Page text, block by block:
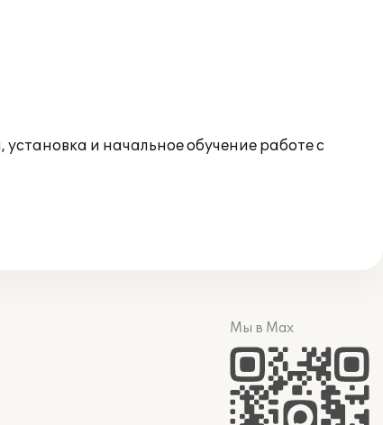
и начальное обучение работе с
Мы в Max